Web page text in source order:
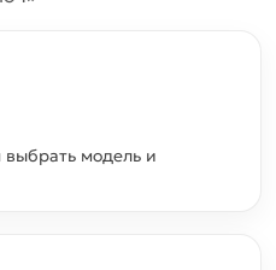
модель и